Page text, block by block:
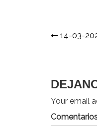
14-03-
Your email